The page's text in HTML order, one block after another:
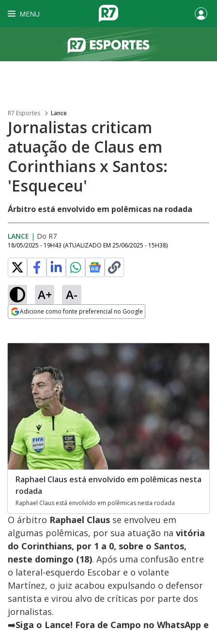
MENU
R7 Esportes Lance
Jornalistas criticam
atuação de Claus em
Corinthians x Santos:
'Esqueceu'
Árbitro está envolvido em polêmicas na rodada
LANCE | Do R7
18/05/2025 - 19H43 (ATUALIZADO EM 25/06/2025 - 15H38)
A+ A-
Adicione como fonte preferencial no Google
Raphael Claus está envolvido em polêmicas nesta
rodada
Raphael Claus está envolvido em polêmicas nesta rodada
O árbitro Raphael Claus se envolveu em
algumas polêmicas, por sua atuação na vitória
do Corinthians, por 1 a 0, sobre o Santos,
neste domingo (18). Após uma confusão entre
o lateral-esquerdo Escobar e o volante
Martínez, o juiz acabou expulsando o defensor
santista e virou alvo de críticas por parte dos
jornalistas.
➡️Siga o Lance! Fora de Campo no WhatsApp e